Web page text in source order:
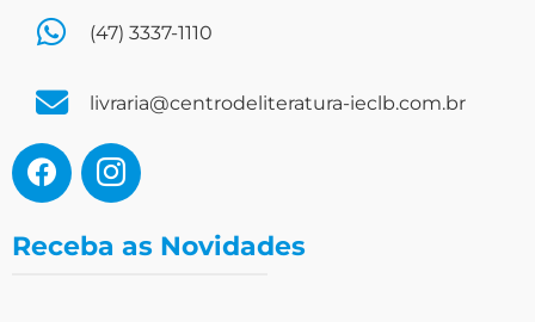
(47) 3337-1110
livraria@centrodeliteratura-ieclb.com.br
Receba as Novidades